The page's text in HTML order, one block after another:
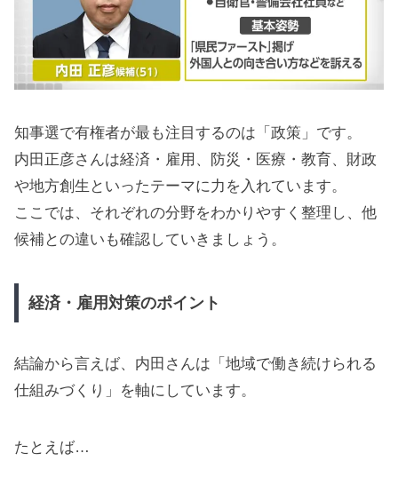
知事選で有権者が最も注目するのは「政策」です。
内田正彦さんは経済・雇用、防災・医療・教育、財政
や地方創生といったテーマに力を入れています。
ここでは、それぞれの分野をわかりやすく整理し、他
候補との違いも確認していきましょう。
経済・雇用対策のポイント
結論から言えば、内田さんは「地域で働き続けられる
仕組みづくり」を軸にしています。
たとえば…